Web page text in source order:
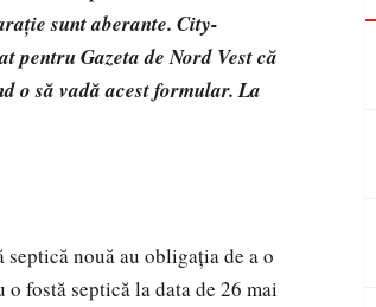
sunt aberante. City-
pentru Gazeta de Nord Vest că
o să vadă acest formular. La
nouă au obligația de a o
fostă septică la data de 26 mai